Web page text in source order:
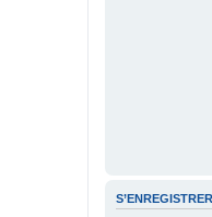
S’ENREGISTRER